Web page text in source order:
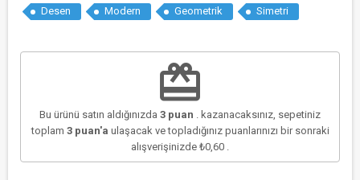
Desen
Modern Geometrik Simetri
redeem
Bu ürünü satın aldığınızda 3 puan . kazanacaksınız, sepetiniz
toplam 3puan'a ulaşacak ve topladığınız puanlarınızı bir sonraki
alışverişinizde ₺0,60 .